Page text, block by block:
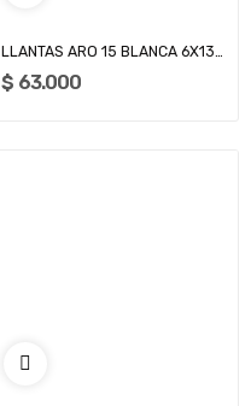
$ 63.000